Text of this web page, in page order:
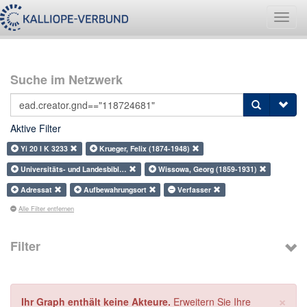
Suche im Netzwerk
Aktive Filter
Yi 20 I K 3233
Krueger, Felix (1874-1948)
Universitäts- und Landesbibl…
Wissowa, Georg (1859-1931)
Adressat
Aufbewahrungsort Verfasser
Alle Filter entfernen
Filter
×
Ihr Graph enthält keine Akteure. Erweitern Sie Ihre